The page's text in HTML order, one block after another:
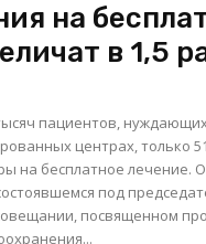
на
в 1,5
пациентов,
центрах, только
лечение. Об этом было
под
посвященном